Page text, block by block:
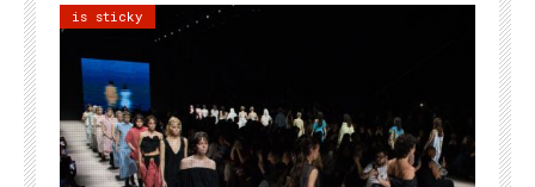
is sticky